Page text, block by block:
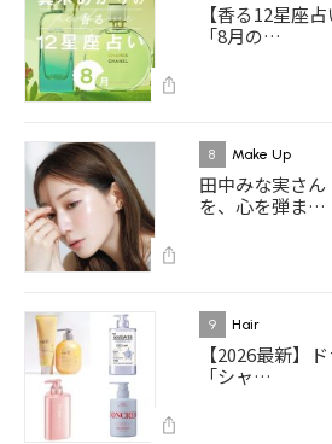
【香る12星座
「8月の…
8 Make Up
田中みな実さ
を、心を弾ま…
9 Hair
【2026最新】
「シャ…